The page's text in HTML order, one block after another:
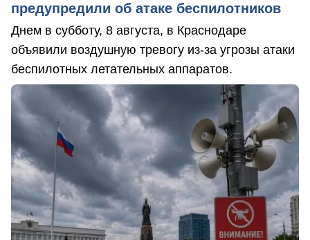
предупредили об атаке беспилотников
Днем в субботу, 8 августа, в Краснодаре
объявили воздушную тревогу из-за угрозы атаки
беспилотных летательных аппаратов.